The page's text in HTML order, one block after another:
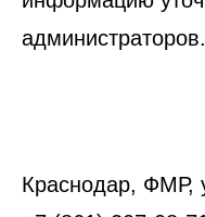
администраторов.
Краснодар, ФМР,